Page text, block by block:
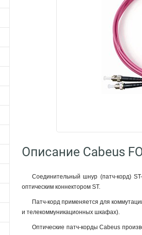
Описание Cabeus
Соединительный шнур (патч-корд)
оптическим коннектором ST.
Патч-корд применяется для
и телекоммуникационных шкафах).
Оптические патч-корды Cabeus